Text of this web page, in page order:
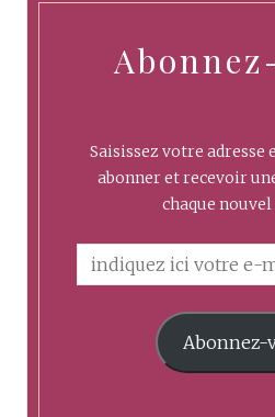
Saisissez votre
abonner et recevoir
chaque
Abonnez-